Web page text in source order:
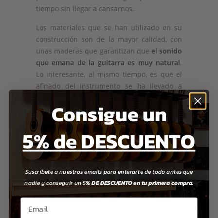
tiempo sin llegar a cansarnos.
Los materiales que se han utilizado en su
construcción son de la mayor calidad, con
unas maderas que garantizan que el sonido
que emana de la guitarra es muy natural.
Lo interesante, al mismo tiempo, es que el
afinado del instrumento se ha llevado a
cabo con una precisión que la convierte en
una de las mejores guitarras que vamos a
llegar a tocar en nuestra vida. Además, el
coste se encuentra de lo más ajustado, lo
que la convierte en una de las guitarras con
mejor relación calidad-precio del mercado.
CARACTERÍSTICAS: GUITARRA
CLÁSICA ADMIRA GRANADA
Consigue un
5% de DESCUENTO
Suscríbete a nuestros emails para enterarte de todo antes que
nadie y conseguir un 5% DE DESCUENTO en tu primera compra.
Email